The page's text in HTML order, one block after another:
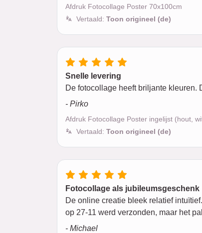
Afdruk Fotocollage Poster 70x100cm
Vertaald: Toon origineel (de)
Snelle levering
De fotocollage heeft briljante kleuren.
- Pirko
Afdruk Fotocollage Poster ingelijst (hout,
Vertaald: Toon origineel (de)
Fotocollage als jubileumsgeschenk
De online creatie bleek relatief
op 27-11 werd verzonden, maar het
- Michael